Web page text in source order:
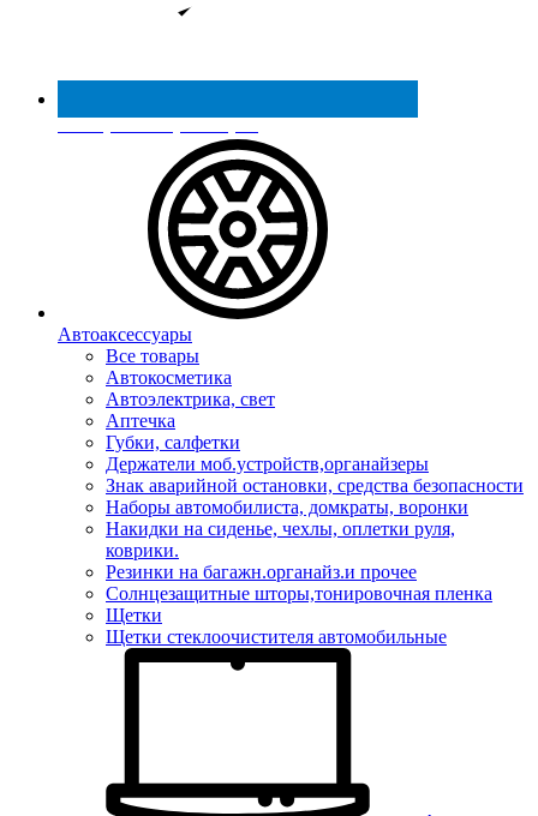
Реестр МинПромТорга
Автоаксессуары
Все товары
Автокосметика
Автоэлектрика, свет
Аптечка
Губки, салфетки
Держатели моб.устройств,органайзеры
Знак аварийной остановки, средства безопасности
Наборы автомобилиста, домкраты, воронки
Накидки на сиденье, чехлы, оплетки руля,
коврики.
Резинки на багажн.органайз.и прочее
Солнцезащитные шторы,тонировочная пленка
Щетки
Щетки стеклоочистителя автомобильные